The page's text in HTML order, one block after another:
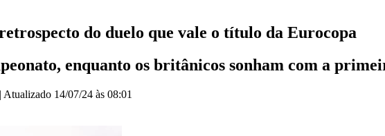
do duelo que vale o título da Eurocopa
enquanto os britânicos sonham com a
| Atualizado 14/07/24 às 08:01